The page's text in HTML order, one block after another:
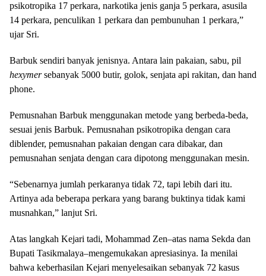
psikotropika 17 perkara, narkotika jenis ganja 5 perkara, asusila
14 perkara, penculikan 1 perkara dan pembunuhan 1 perkara,”
ujar Sri.
Barbuk sendiri banyak jenisnya. Antara lain pakaian, sabu, pil
hexymersebanyak 5000 butir, golok, senjata api rakitan, dan hand
phone.
Pemusnahan Barbuk menggunakan metode yang berbeda-beda,
sesuai jenis Barbuk. Pemusnahan psikotropika dengan cara
diblender, pemusnahan pakaian dengan cara dibakar, dan
pemusnahan senjata dengan cara dipotong menggunakan mesin.
“Sebenarnya jumlah perkaranya tidak 72, tapi lebih dari itu.
Artinya ada beberapa perkara yang barang buktinya tidak kami
musnahkan,” lanjut Sri.
Atas langkah Kejari tadi, Mohammad Zen–atas nama Sekda dan
Bupati Tasikmalaya–mengemukakan apresiasinya. Ia menilai
bahwa keberhasilan Kejari menyelesaikan sebanyak 72 kasus